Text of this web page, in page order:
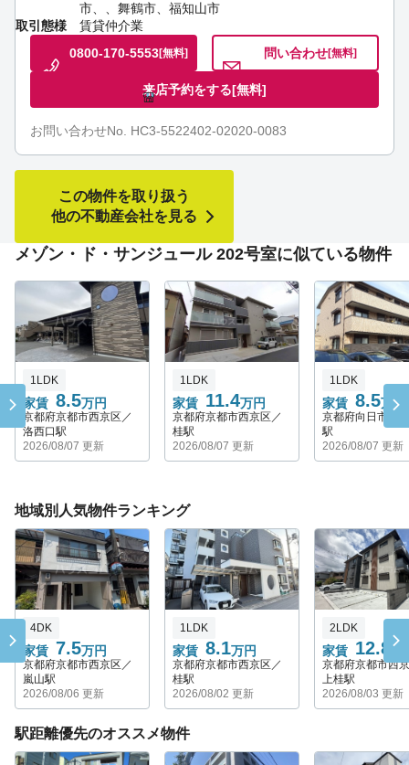
市、、舞鶴市、福知山市
取引態様
賃貸仲介業
0800-170-5553[無料] 問い合わせ[無料]
来店予約をする[無料]
お問い合わせNo. HC3-5522402-02020-0083
この物件を取り扱う
他の不動産会社を見る
メゾン・ド・サンジュール 202号室に似ている物件
家賃 8.5万円
1LDK
京都府京都市西京区／
洛西口駅
2026/08/07 更新
家賃 11.4万円
1LDK
京都府京都市西京区／
桂駅
2026/08/07 更新
家賃 8.5万円
1LDK
京都府向日市／
駅
2026/08/07 更新
地域別人気物件ランキング
家賃 7.5万円
4DK
京都府京都市西京区／
嵐山駅
2026/08/06 更新
家賃 8.1万円
1LDK
京都府京都市西京区／
桂駅
2026/08/02 更新
家賃 12.8 万
2LDK
京都府京都市西
上桂駅
2026/08/03 更新
駅距離優先のオススメ物件